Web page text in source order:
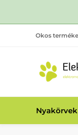
Okos
Nyakörvek